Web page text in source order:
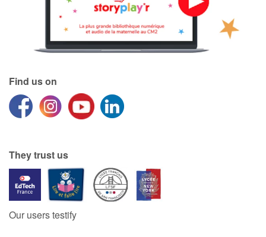
Find us on
They trust us
Our users testify